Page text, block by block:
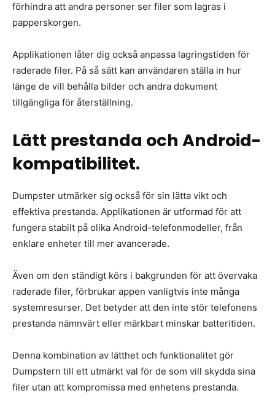
förhindra att andra personer ser filer som lagras i
papperskorgen.
Applikationen låter dig också anpassa lagringstiden för
raderade filer. På så sätt kan användaren ställa in hur
länge de vill behålla bilder och andra dokument
tillgängliga för återställning.
Lätt prestanda och Android-
kompatibilitet.
Dumpster utmärker sig också för sin lätta vikt och
effektiva prestanda. Applikationen är utformad för att
fungera stabilt på olika Android-telefonmodeller, från
enklare enheter till mer avancerade.
Även om den ständigt körs i bakgrunden för att övervaka
raderade filer, förbrukar appen vanligtvis inte många
systemresurser. Det betyder att den inte stör telefonens
prestanda nämnvärt eller märkbart minskar batteritiden.
Denna kombination av lätthet och funktionalitet gör
Dumpstern till ett utmärkt val för de som vill skydda sina
filer utan att kompromissa med enhetens prestanda.